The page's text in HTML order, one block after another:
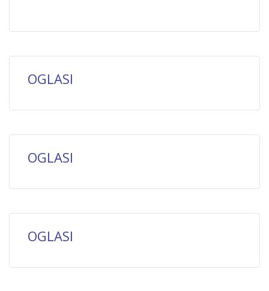
OGLASI
OGLASI
OGLASI